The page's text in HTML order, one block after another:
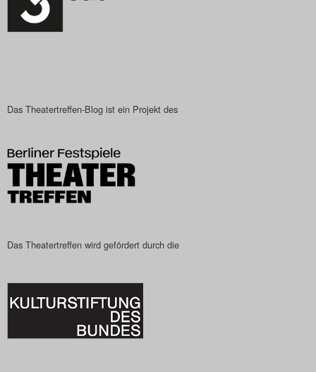
Das Theatertreffen-Blog ist ein Projekt des
Das Theatertreffen wird gefördert durch die